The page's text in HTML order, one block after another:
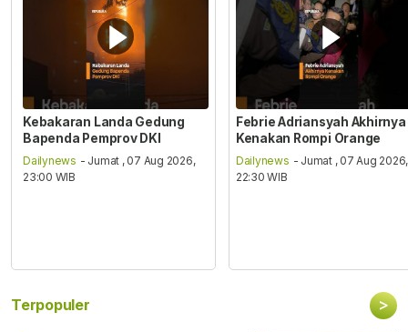
Kebakaran Landa Gedung
Bapenda Pemprov DKI
Dailynews - Jumat , 07 Aug 2026,
23:00 WIB
Febrie Adriansyah Akhirnya
Kenakan Rompi Orange
Dailynews - Jumat , 07 Aug 2026,
22:30 WIB
Terpopuler >